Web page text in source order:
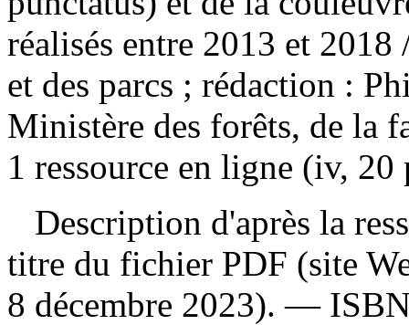
réalisés entre 2013 et 2018
et des parcs ; rédaction :
Ministère des forêts, de la
1 ressource en ligne (iv, 20
Description d'après la
titre du fichier PDF (site
8 décembre 2023). —